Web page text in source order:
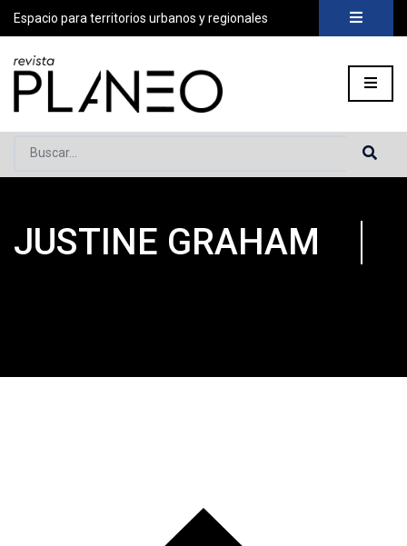
Espacio para territorios urbanos y regionales
Buscar...
Portada»Planeo Hoy» COLABORADORES » Justine Graham
JUSTINE GRAHAM